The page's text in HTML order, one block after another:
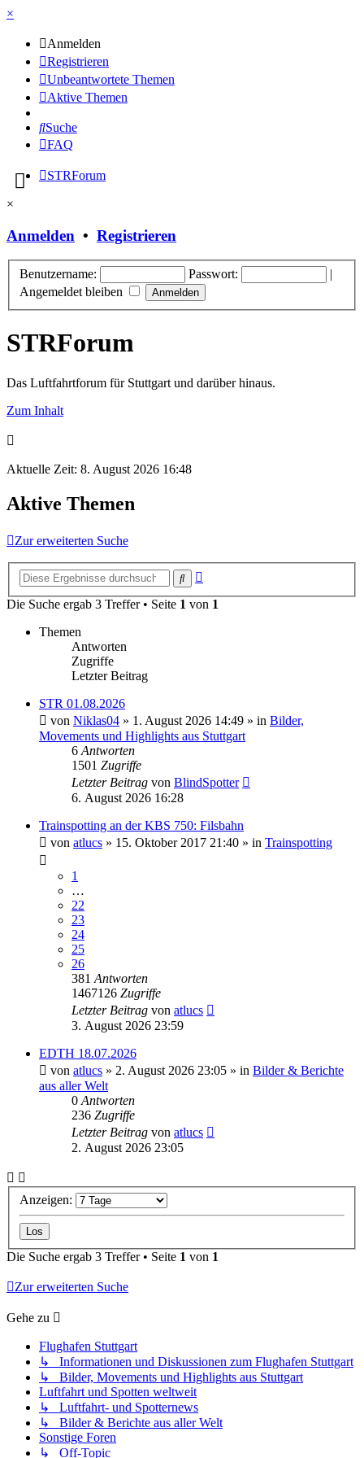
×
Anmelden
Registrieren
Unbeantwortete Themen
Aktive Themen
Suche
FAQ
STRForum
×
Anmelden • Registrieren
Benutzername: Passwort:
|
Angemeldet bleiben
STRForum
Das Luftfahrtforum für Stuttgart und darüber hinaus.
Zum Inhalt
Aktuelle Zeit: 8. August 2026 16:48
Aktive Themen
Zur erweiterten Suche
Suche
Die Suche ergab 3 Treffer • Seite 1 von 1
Themen
Antworten
Zugriffe
Letzter Beitrag
STR 01.08.2026
von Niklas04 » 1. August 2026 14:49 » in Bilder,
Movements und Highlights aus Stuttgart
6 Antworten
1501 Zugriffe
Letzter Beitrag von BlindSpotter
6. August 2026 16:28
Trainspotting an der KBS 750: Filsbahn
von atlucs » 15. Oktober 2017 21:40 » in Trainspotting
1
…
22
23
24
25
26
381 Antworten
1467126 Zugriffe
Letzter Beitrag von atlucs
3. August 2026 23:59
EDTH 18.07.2026
von atlucs » 2. August 2026 23:05 » in Bilder & Berichte
aus aller Welt
0 Antworten
236 Zugriffe
Letzter Beitrag von atlucs
2. August 2026 23:05
Anzeigen:
Die Suche ergab 3 Treffer • Seite 1 von 1
Zur erweiterten Suche
Gehe zu
Flughafen Stuttgart
↳ Informationen und Diskussionen zum Flughafen Stuttgart
↳ Bilder, Movements und Highlights aus Stuttgart
Luftfahrt und Spotten weltweit
↳ Luftfahrt- und Spotternews
↳ Bilder & Berichte aus aller Welt
Sonstige Foren
↳ Off-Topic